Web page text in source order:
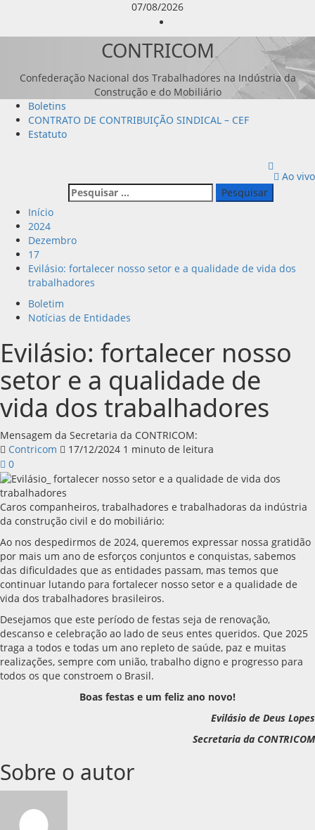
o
07/08/2026
CONTRICOM
Confederação Nacional dos Trabalhadores na Indústria da
Construção e do Mobiliário
Menu
principal
Boletins
CONTRATO DE CONTRIBUIÇÃO SINDICAL – CEF
Estatuto
Pesquisar
por:
Ao vivo
Início
2024
Dezembro
17
Evilásio: fortalecer nosso setor e a qualidade de vida dos
trabalhadores
Boletim
Notícias de Entidades
Evilásio: fortalecer nosso
setor e a qualidade de
vida dos trabalhadores
Mensagem da Secretaria da CONTRICOM:
Contricom
17/12/2024 1 minuto de leitura
0
Caros companheiros, trabalhadores e trabalhadoras da indústria
da construção civil e do mobiliário:
Ao nos despedirmos de 2024, queremos expressar nossa gratidão
por mais um ano de esforços conjuntos e conquistas, sabemos
das dificuldades que as entidades passam, mas temos que
continuar lutando para fortalecer nosso setor e a qualidade de
vida dos trabalhadores brasileiros.
Desejamos que este período de festas seja de renovação,
descanso e celebração ao lado de seus entes queridos. Que 2025
traga a todos e todas um ano repleto de saúde, paz e muitas
realizações, sempre com união, trabalho digno e progresso para
todos os que constroem o Brasil.
Boas festas e um feliz ano novo!
Evilásio de Deus Lopes
Secretaria da CONTRICOM
Sobre o autor